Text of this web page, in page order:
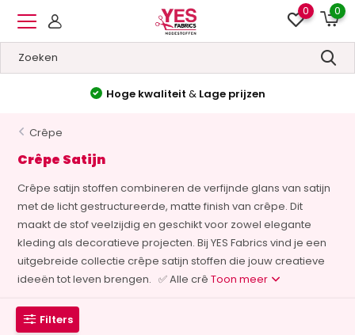
0 0
Hoge kwaliteit & Lage prijzen
Crêpe
Crêpe Satijn
Crêpe satijn stoffen combineren de verfijnde glans van satijn
met de licht gestructureerde, matte finish van crêpe. Dit
maakt de stof veelzijdig en geschikt voor zowel elegante
kleding als decoratieve projecten. Bij YES Fabrics vind je een
uitgebreide collectie crêpe satijn stoffen die jouw creatieve
ideeën tot leven brengen. ✅ Alle crêToon meer
Filters